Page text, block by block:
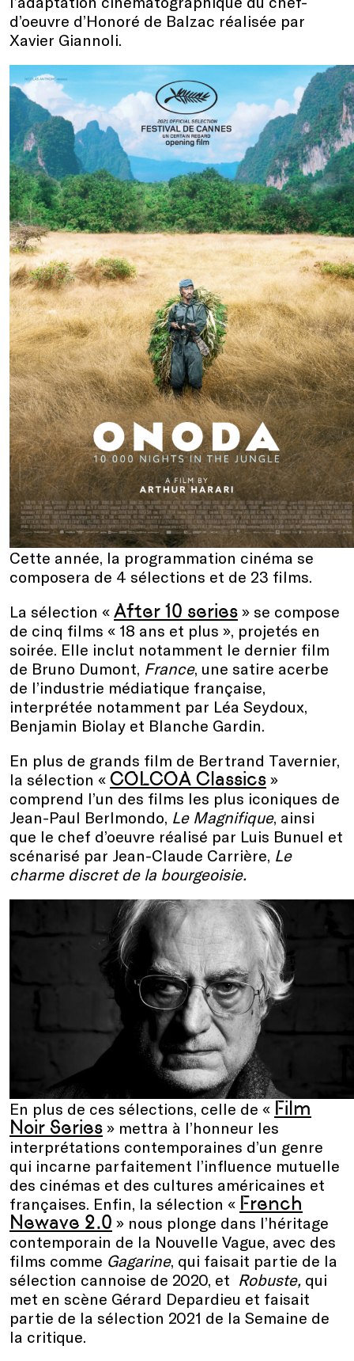
d’oeuvre d’Honoré de Balzac réalisée par
Xavier Giannoli.
Cette année, la programmation cinéma se
composera de 4 sélections et de 23 films.
La sélection « After 10 series » se compose
de cinq films « 18 ans et plus », projetés en
soirée. Elle inclut notamment le dernier film
de Bruno Dumont, France, une satire acerbe
de l’industrie médiatique française,
interprétée notamment par Léa Seydoux,
Benjamin Biolay et Blanche Gardin.
En plus de grands film de Bertrand Tavernier,
la sélection « COLCOA Classics »
comprend l’un des films les plus iconiques de
Jean-Paul Berlmondo, Le Magnifique, ainsi
que le chef d’oeuvre réalisé par Luis Bunuel et
scénarisé par Jean-Claude Carrière, Le
charme discret de la bourgeoisie.
En plus de ces sélections, celle de « Film
Noir Series » mettra à l’honneur les
interprétations contemporaines d’un genre
qui incarne parfaitement l’influence mutuelle
des cinémas et des cultures américaines et
françaises. Enfin, la sélection « French
Newave 2.0 » nous plonge dans l’héritage
contemporain de la Nouvelle Vague, avec des
films comme Gagarine, qui faisait partie de la
sélection cannoise de 2020, et Robuste, qui
met en scène Gérard Depardieu et faisait
partie de la sélection 2021 de la Semaine de
la critique.